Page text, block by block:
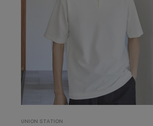
UNION STATION